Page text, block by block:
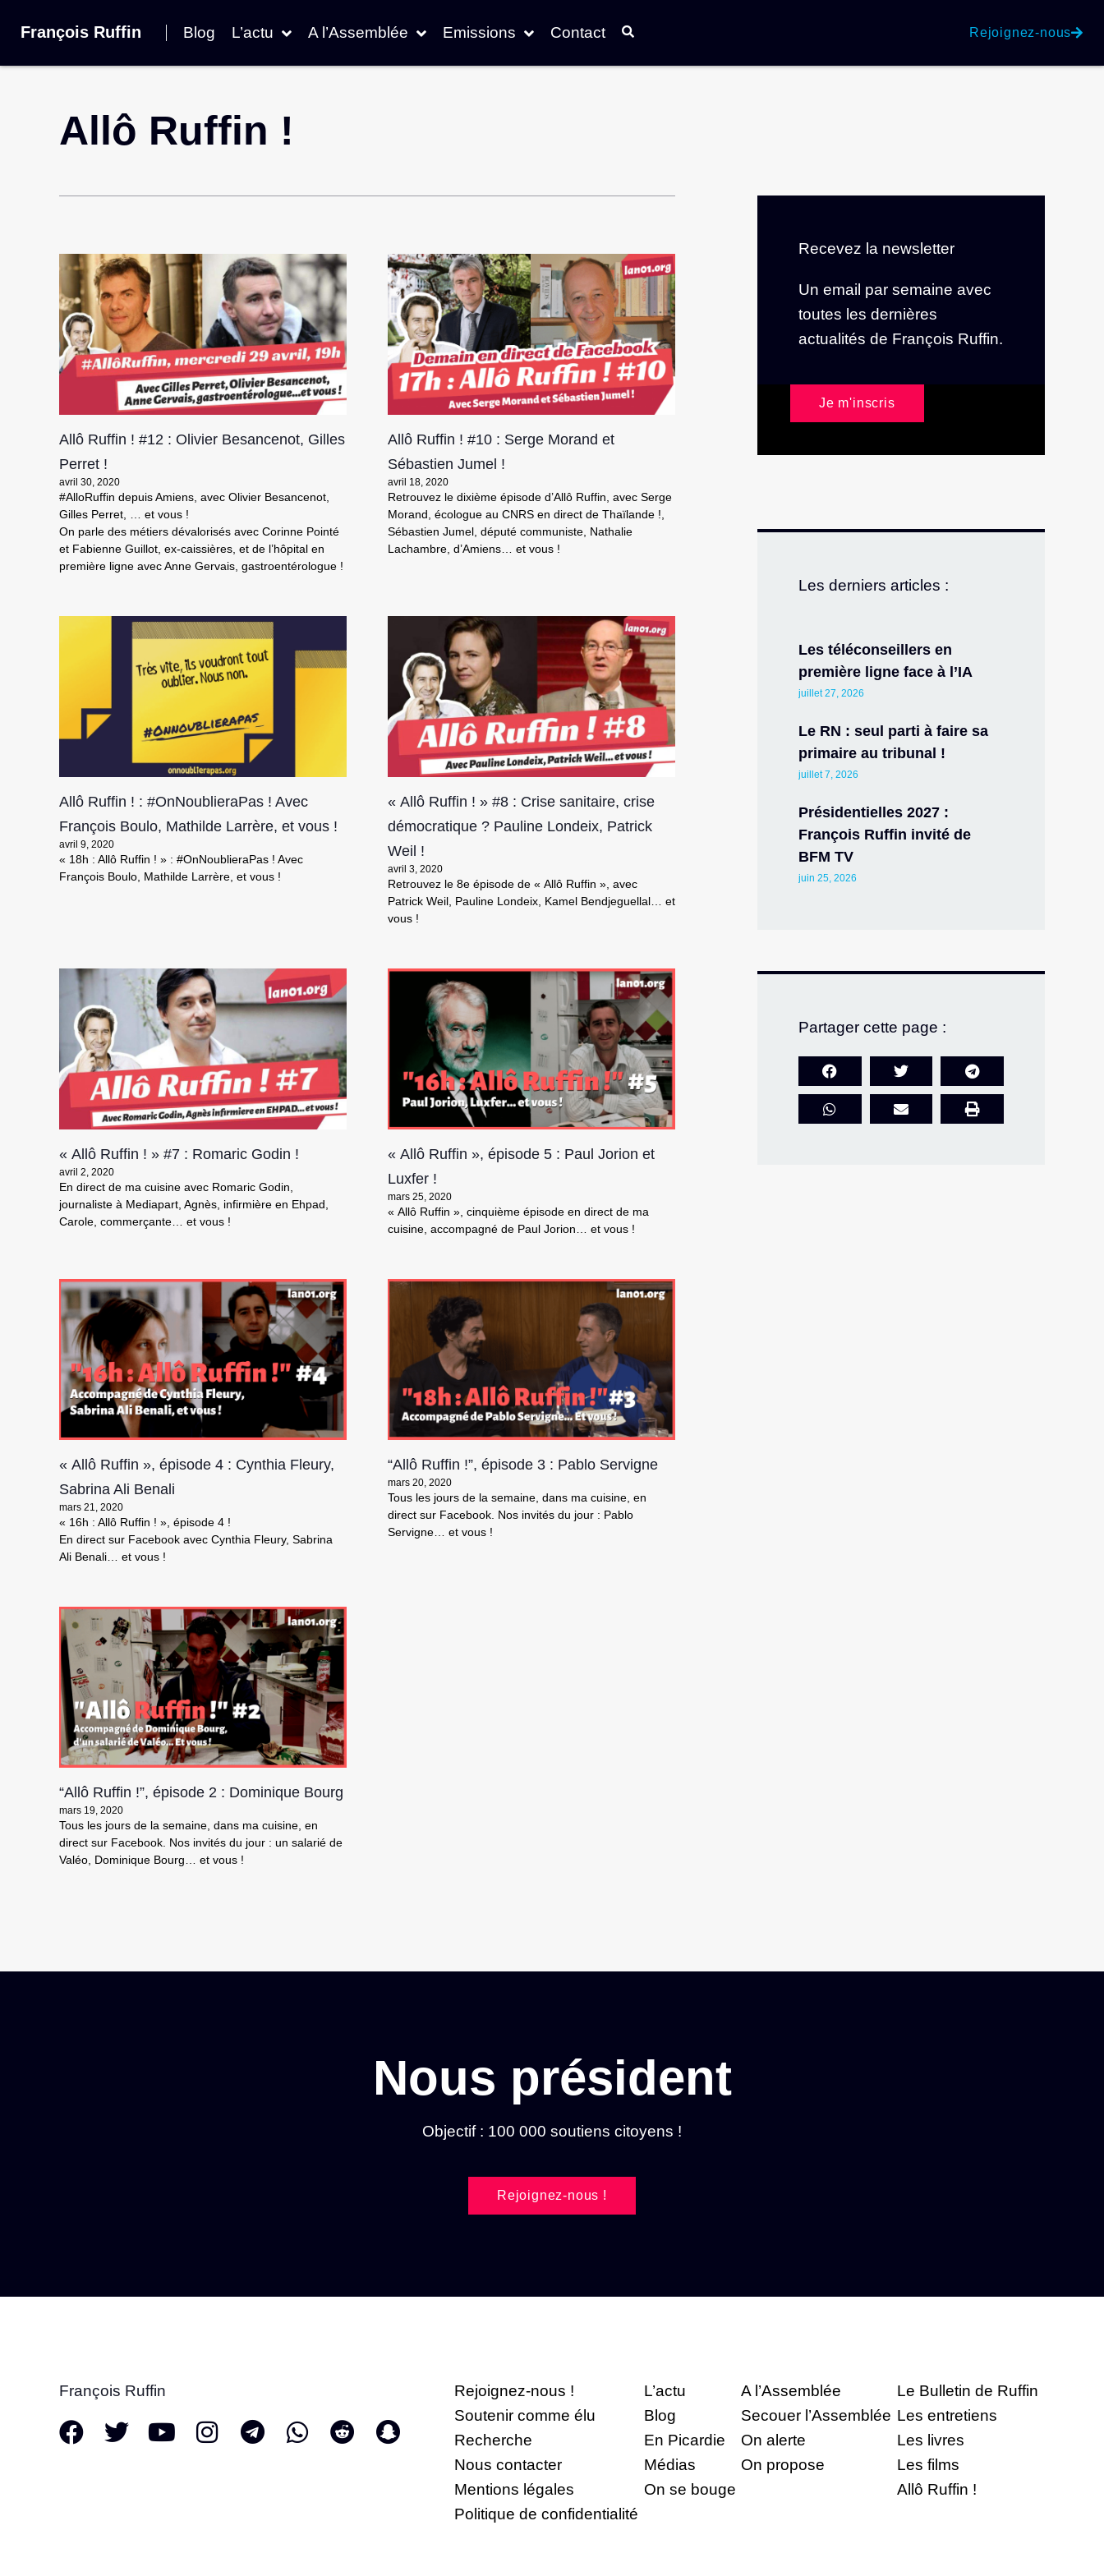
François Ruffin Blog L’actu A l’Assemblée Emissions Contact Rejoignez-nous
Allô Ruffin !
Allô Ruffin ! #12 : Olivier Besancenot, Gilles
Perret !
avril 30, 2020
#AlloRuffin depuis Amiens, avec Olivier Besancenot,
Gilles Perret, … et vous !
On parle des métiers dévalorisés avec Corinne Pointé
et Fabienne Guillot, ex-caissières, et de l’hôpital en
première ligne avec Anne Gervais, gastroentérologue !
Allô Ruffin ! #10 : Serge Morand et
Sébastien Jumel !
avril 18, 2020
Retrouvez le dixième épisode d’Allô Ruffin, avec Serge
Morand, écologue au CNRS en direct de Thaïlande !,
Sébastien Jumel, député communiste, Nathalie
Lachambre, d’Amiens… et vous !
Allô Ruffin ! : #OnNoublieraPas ! Avec
François Boulo, Mathilde Larrère, et vous !
avril 9, 2020
« 18h : Allô Ruffin ! » : #OnNoublieraPas ! Avec
François Boulo, Mathilde Larrère, et vous !
« Allô Ruffin ! » #8 : Crise sanitaire, crise
démocratique ? Pauline Londeix, Patrick
Weil !
avril 3, 2020
Retrouvez le 8e épisode de « Allô Ruffin », avec
Patrick Weil, Pauline Londeix, Kamel Bendjeguellal… et
vous !
« Allô Ruffin ! » #7 : Romaric Godin !
avril 2, 2020
En direct de ma cuisine avec Romaric Godin,
journaliste à Mediapart, Agnès, infirmière en Ehpad,
Carole, commerçante… et vous !
« Allô Ruffin », épisode 5 : Paul Jorion et
Luxfer !
mars 25, 2020
« Allô Ruffin », cinquième épisode en direct de ma
cuisine, accompagné de Paul Jorion… et vous !
« Allô Ruffin », épisode 4 : Cynthia Fleury,
Sabrina Ali Benali
mars 21, 2020
« 16h : Allô Ruffin ! », épisode 4 !
En direct sur Facebook avec Cynthia Fleury, Sabrina
Ali Benali… et vous !
“Allô Ruffin !”, épisode 3 : Pablo Servigne
mars 20, 2020
Tous les jours de la semaine, dans ma cuisine, en
direct sur Facebook. Nos invités du jour : Pablo
Servigne… et vous !
“Allô Ruffin !”, épisode 2 : Dominique Bourg
mars 19, 2020
Tous les jours de la semaine, dans ma cuisine, en
direct sur Facebook. Nos invités du jour : un salarié de
Valéo, Dominique Bourg… et vous !
Recevez la newsletter
Un email par semaine avec
toutes les dernières
actualités de François Ruffin.
Je m'inscris
Les derniers articles :
Les téléconseillers en
première ligne face à l’IA
juillet 27, 2026
Le RN : seul parti à faire sa
primaire au tribunal !
juillet 7, 2026
Présidentielles 2027 :
François Ruffin invité de
BFM TV
juin 25, 2026
Partager cette page :
Nous président
Objectif : 100 000 soutiens citoyens !
Rejoignez-nous !
François Ruffin
Rejoignez-nous !
Soutenir comme élu
Recherche
Nous contacter
Mentions légales
Politique de confidentialité
L’actu
Blog
En Picardie
Médias
On se bouge
A l’Assemblée
Secouer l’Assemblée
On alerte
On propose
Le Bulletin de Ruffin
Les entretiens
Les livres
Les films
Allô Ruffin !